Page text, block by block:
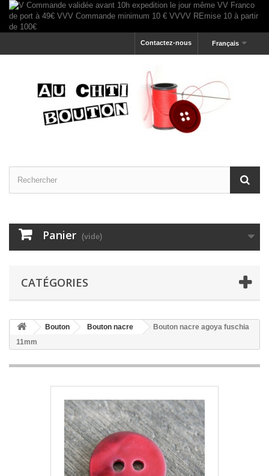
Français
Contactez-nous
Panier (vide)
CATÉGORIES
Bouton Bouton nacre
Bouton nacre agoya fuschia
11mm